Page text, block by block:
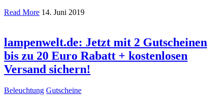
Read More 14. Juni 2019
lampenwelt.de: Jetzt mit 2 Gutscheinen
bis zu 20 Euro Rabatt + kostenlosen
Versand sichern!
Beleuchtung Gutscheine